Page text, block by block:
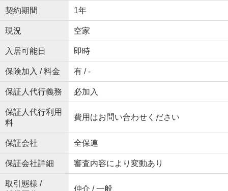
契約期間 1年
現況 空家
入居可能日 即時
保険加入 / 料金 有 / -
保証人代行義務 必加入
保証人代行利用
料
費用はお問い合わせください
保証会社 全保連
保証会社詳細 審査内容により変動あり
取引態様 /
仲介 / 一般